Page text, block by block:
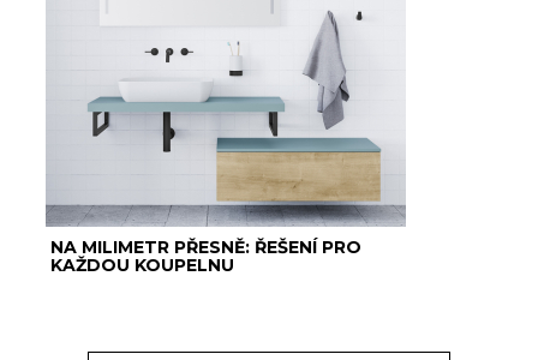
NA MILIMETR PŘESNĚ: ŘEŠENÍ PRO
KAŽDOU KOUPELNU